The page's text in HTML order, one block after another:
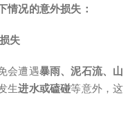
情况的意外损失：
失
会遭遇暴雨、泥石流、山
生进水或磕碰等意外，这